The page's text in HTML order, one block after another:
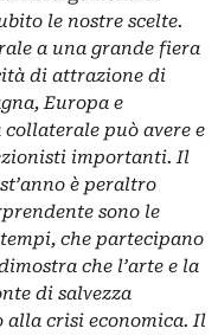
le nostre scelte.
a una grande fiera
di attrazione di
Europa e
può avere e
importanti. Il
è peraltro
sono le
che partecipano
che l’arte e la
di salvezza
alla crisi economica. Il